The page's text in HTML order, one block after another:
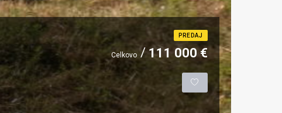
PREDAJ
Celkovo 111 000 €